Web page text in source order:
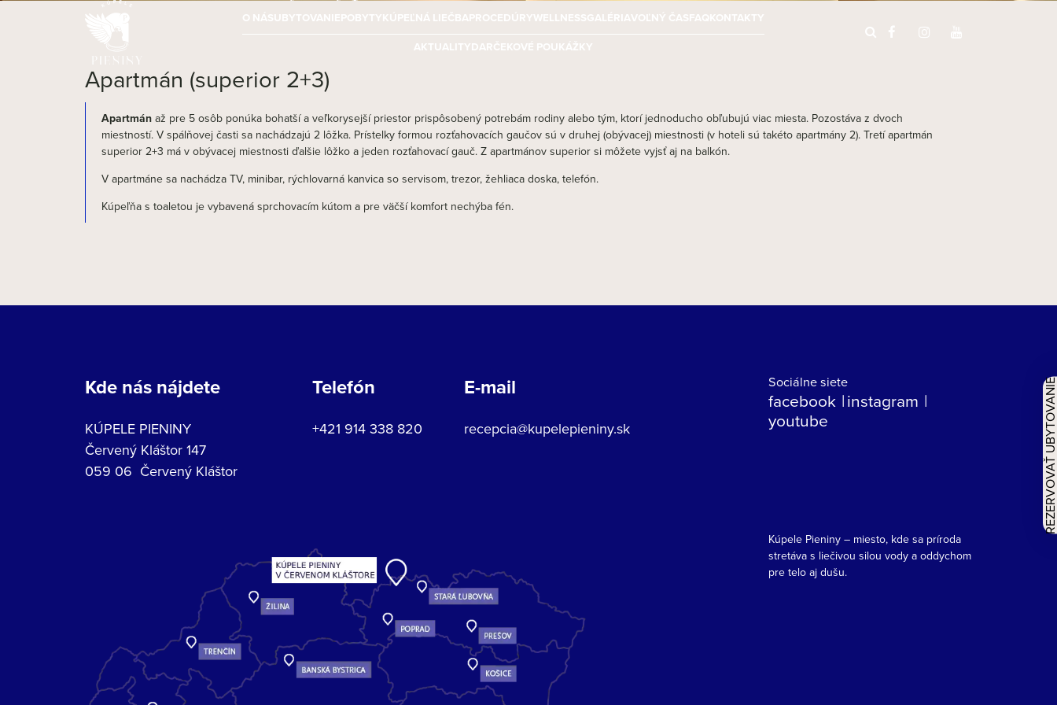
O NÁSUBYTOVANIEPOBYTYKÚPEĽNÁ LIEČBAPROCEDÚRYWELLNESSGALÉRIAVOĽNÝ ČASFAQKONTAKTY
AKTUALITYDARČEKOVÉ POUKÁŽKY
Apartmán (superior 2+3)
Apartmánaž pre 5 osôb ponúka bohatší a veľkorysejší priestor prispôsobený potrebám rodiny alebo tým, ktorí jednoducho obľubujú viac miesta. Pozostáva z dvoch
miestností. V spálňovej časti sa nachádzajú 2 lôžka. Prístelky formou rozťahovacích gaučov sú v druhej (obývacej) miestnosti (v hoteli sú takéto apartmány 2). Tretí apartmán
superior 2+3 má v obývacej miestnosti ďalšie lôžko a jeden rozťahovací gauč. Z apartmánov superior si môžete vyjsť aj na balkón.
V apartmáne sa nachádza TV, minibar, rýchlovarná kanvica so servisom, trezor, žehliaca doska, telefón.
Kúpeľňa s toaletou je vybavená sprchovacím kútom a pre väčší komfort nechýba fén.
Kde nás nájdete
KÚPELE PIENINY
Červený Kláštor 147
059 06 Červený Kláštor
Telefón
+421 914 338 820
E-mail
recepcia@kupelepieniny.sk
Sociálne siete
facebook instagram
youtube
Kúpele Pieniny – miesto, kde sa príroda
stretáva s liečivou silou vody a oddychom
pre telo aj dušu.